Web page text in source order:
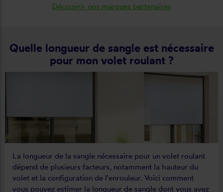
Découvrir nos marques partenaires
Quelle longueur de sangle est nécessaire
pour mon volet roulant ?
La longueur de la sangle nécessaire pour un volet roulant
dépend de plusieurs facteurs, notamment la hauteur du
volet et la configuration de l'enrouleur. Voici comment
vous pouvez estimer la longueur de sangle dont vous avez